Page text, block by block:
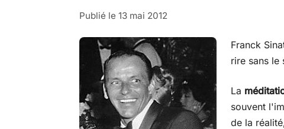
Publié le 13 mai 2012
Franck
rire sans le
La
souvent
de la